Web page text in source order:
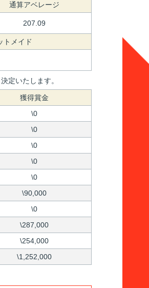
通算アベレージ
207.09
トメイド
定いたします。
獲得賞金
\0
\0
\0
\0
\0
\90,000
\0
\287,000
\254,000
\1,252,000